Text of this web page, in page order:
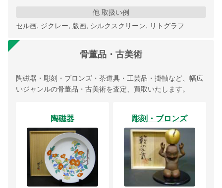
他 取扱い例
セル画, ジクレー, 版画, シルクスクリーン, リトグラフ
骨董品・古美術
陶磁器・彫刻・ブロンズ・茶道具・工芸品・掛軸など、幅広
いジャンルの骨董品・古美術を査定、買取いたします。
陶磁器 彫刻・ブロンズ